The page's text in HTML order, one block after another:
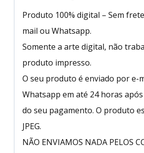
Produto 100% digital – Sem
mail ou Whatsapp.
Somente a arte digital, não
produto impresso.
O seu produto é enviado por e-
Whatsapp em até 24 horas
do seu pagamento. O produto
JPEG.
NÃO ENVIAMOS NADA PELOS